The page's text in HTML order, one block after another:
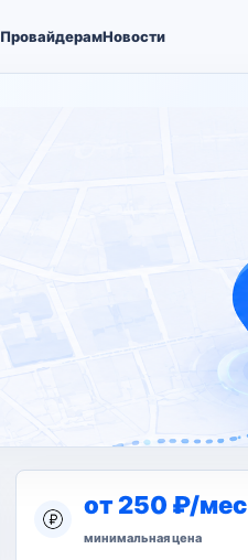
ПровайдерамНовости
от 250 ₽/мес
минимальная цена